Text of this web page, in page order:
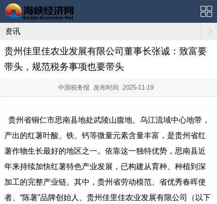
资讯
贵州佳里佳农业发展有限公司董事长张诚：致富要
带头，规范税务事项也要带头
中国税务报 发布时间: 2025-11-19
贵州省铜仁市思南县地处武陵山腹地、乌江流域中心地带，
产出的红薯叶酸、铁、钙等微量元素含量丰富，是贵州省红
薯作物生长最好的地区之一。依靠这一独特优势，思南县近
年来持续加快红薯特色产业发展，已构建从育种、种植到深
加工的完整产业链。其中，贵州省劳动模范、省优秀春晖使
者、“陈薯”品牌创始人、贵州佳里佳农业发展有限公司（以下